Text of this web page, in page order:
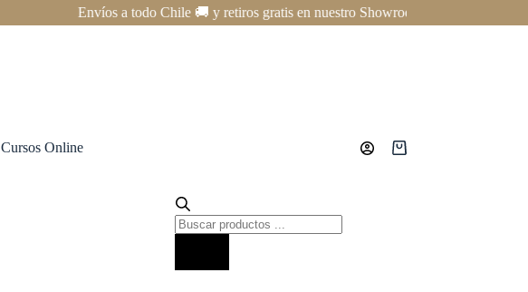
Envíos a todo Chile 🚚 y retiros gratis en nuestro Showroom en Providencia ✨ |
Cursos Online
Búsqueda
de
Carro